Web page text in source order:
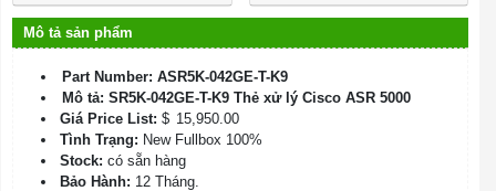
Mô tả sản phẩm
Part Number: ASR5K-042GE-T-K9
Mô tả: SR5K-042GE-T-K9 Thẻ xử lý Cisco ASR 5000
Giá Price List: $ 15,950.00
Tình Trạng: New Fullbox 100%
Stock: có sẵn hàng
Bảo Hành: 12 Tháng.